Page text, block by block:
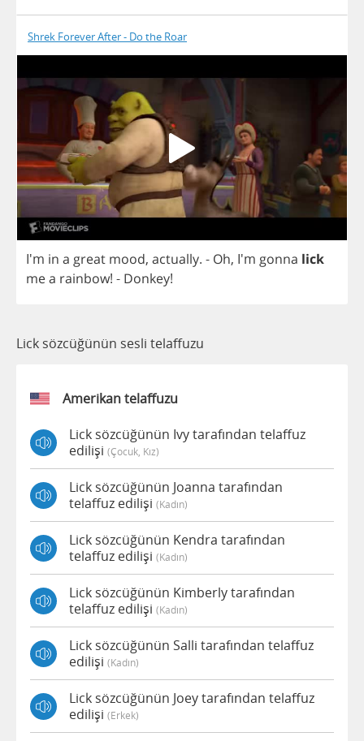
Shrek Forever After - Do the Roar
I'm in a great mood, actually. - Oh, I'm gonna lick
mea rainbow! - Donkey!
Lick sözcüğünün sesli telaffuzu
Amerikan telaffuzu
Lick sözcüğünün Ivy tarafından telaffuz
edilişi (çocuk, Kız)
Lick sözcüğünün Joanna tarafından
telaffuz edilişi (kadın)
Lick sözcüğünün Kendra tarafından
telaffuz edilişi (kadın)
Lick sözcüğünün Kimberly tarafından
telaffuz edilişi (kadın)
Lick sözcüğünün Salli tarafından telaffuz
edilişi (kadın)
Lick sözcüğünün Joey tarafından telaffuz
edilişi (erkek)